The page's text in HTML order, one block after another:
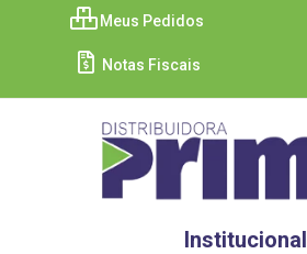
Meus Pedidos
Notas Fiscais
Institucional